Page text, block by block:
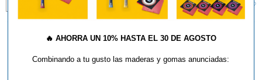
¿Qué tipo de mango debo elegir?
🔥 AHORRA UN 10% HASTA EL 30 DE AGOSTO
Combinando a tu gusto las maderas y gomas anunciadas: